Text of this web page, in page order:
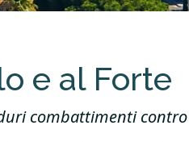
e al Forte
combattimenti